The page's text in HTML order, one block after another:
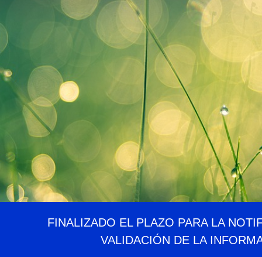
FINALIZADO EL PLAZO PARA LA
VALIDACIÓN DE LA